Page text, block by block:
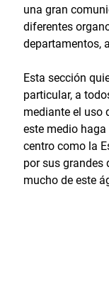
una gran
diferentes
departamentos,
Esta sección
particular, a
mediante el uso
este medio
centro como la
por sus grandes
mucho de este